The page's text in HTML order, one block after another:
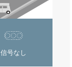
信号なし